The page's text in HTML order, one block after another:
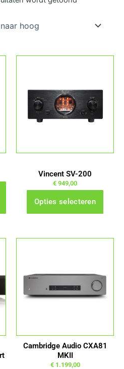
Vincent SV-200
€ 949,00
Opties selecteren
meerdere
variaties.
Deze
worden
op
productpagina
is: € 1.099,00.
Cambridge Audio CXA81
MKII
€1.199,00